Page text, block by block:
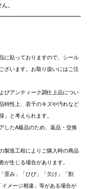
。
に貼っておりますので、シール
ざいます。お取り扱いにはご注
びアンティーク調仕上品につい
特性上、若干のキズや汚れなど
」と考えられます。
したA級品のため、返品・交換
製造工程によりご購入時の商品
が生じる場合があります。
歪み」「ひび」「欠け」「割
メージ相違」等がある場合が